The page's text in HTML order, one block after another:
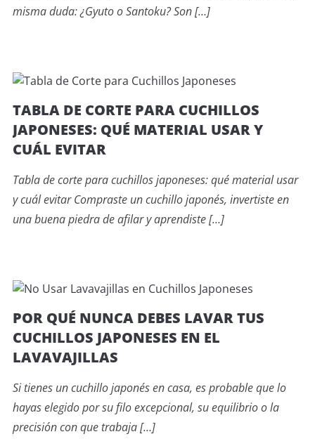
misma duda: ¿Gyuto o Santoku? Son […]
TABLA DE CORTE PARA CUCHILLOS
JAPONESES: QUÉ MATERIAL USAR Y
CUÁL EVITAR
Tabla de corte para cuchillos japoneses: qué material usar
y cuál evitar Compraste un cuchillo japonés, invertiste en
una buena piedra de afilar y aprendiste […]
POR QUÉ NUNCA DEBES LAVAR TUS
CUCHILLOS JAPONESES EN EL
LAVAVAJILLAS
Si tienes un cuchillo japonés en casa, es probable que lo
hayas elegido por su filo excepcional, su equilibrio o la
precisión con que trabaja […]